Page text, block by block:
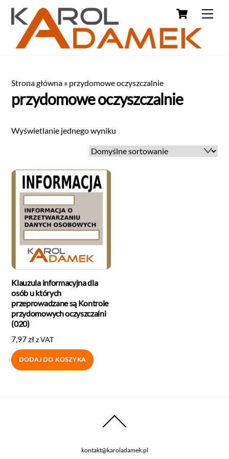
Strona główna » przydomowe oczyszczalnie
przydomowe oczyszczalnie
Wyświetlanie jednego wyniku
Klauzula informacyjna dla
osób u których
przeprowadzane są Kontrole
przydomowych oczyszczalni
(020)
7,97zł z VAT
DODAJ DO KOSZYKA
kontakt@karoladamek.pl